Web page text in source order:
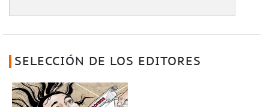
SELECCIÓN DE LOS EDITORES